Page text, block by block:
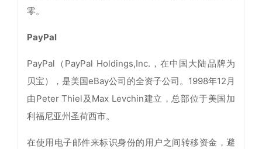
零。
PayPal
PayPal（PayPal Holdings,Inc.，在中国大陆品牌为
贝宝），是美国eBay公司的全资子公司。1998年12月
由Peter Thiel及Max Levchin建立，总部位于美国加
利福尼亚州圣荷西市。
在使用电子邮件来标识身份的用户之间转移资金，避